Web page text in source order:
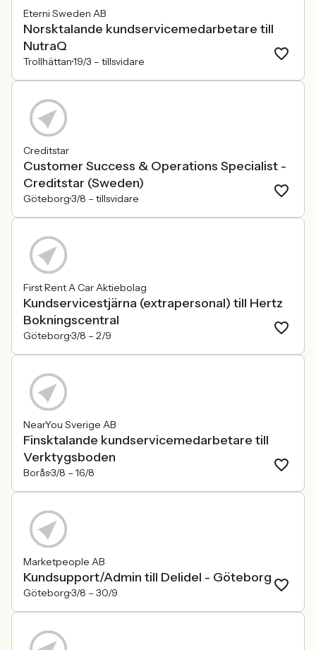
Eterni Sweden AB
Norsktalande kundservicemedarbetare till
NutraQ
Trollhättan19/3 – tillsvidare
Creditstar
Customer Success & Operations Specialist -
Creditstar (Sweden)
Göteborg3/8 – tillsvidare
First Rent A Car Aktiebolag
Kundservicestjärna (extrapersonal) till Hertz
Bokningscentral
Göteborg3/8 – 2/9
NearYou Sverige AB
Finsktalande kundservicemedarbetare till
Verktygsboden
Borås3/8 – 16/8
Marketpeople AB
Kundsupport/Admin till Delidel - Göteborg
Göteborg3/8 – 30/9